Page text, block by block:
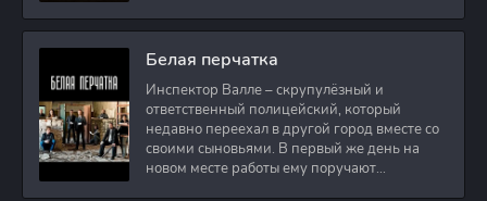
Белая перчатка
Инспектор Валле – скрупулёзный и
ответственный полицейский, который
недавно переехал в другой город вместе со
своими сыновьями. В первый же день на
новом месте работы ему поручают